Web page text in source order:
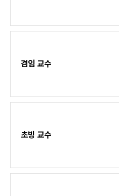
겸임 교수
초빙 교수